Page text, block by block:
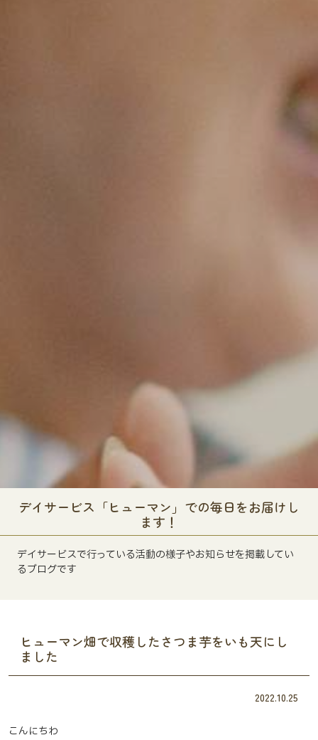
デイサービス「ヒューマン」での毎日をお届けし
ます！
デイサービスで行っている活動の様子やお知らせを掲載してい
るブログです
ヒューマン畑で収穫したさつま芋をいも天にし
ました
2022.10.25
こんにちわ